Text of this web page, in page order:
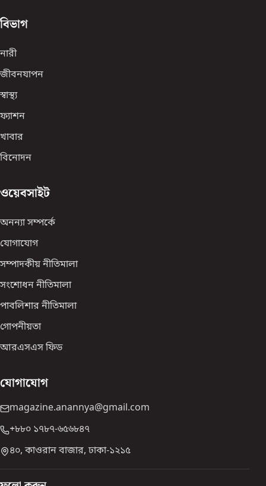
বিভাগ
নারী
জীবনযাপন
স্বাস্থ্য
ফ্যাশন
খাবার
বিনোদন
ওয়েবসাইট
অনন্যা সম্পর্কে
যোগাযোগ
সম্পাদকীয় নীতিমালা
সংশোধন নীতিমালা
পাবলিশার নীতিমালা
গোপনীয়তা
আরএসএস ফিড
যোগাযোগ
magazine.anannya@gmail.com
+৮৮০ ১৭৮৭-৬৫৬৮৪৭
৪০, কাওরান বাজার, ঢাকা-১২১৫